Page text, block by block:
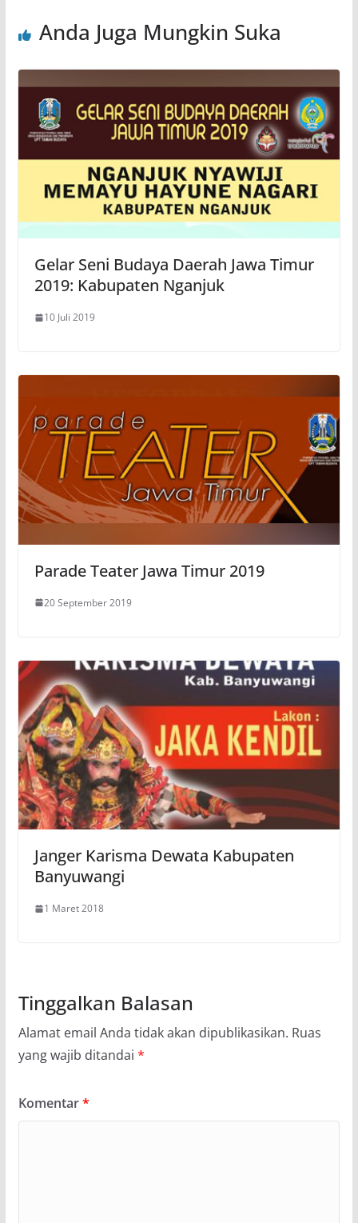
Anda Juga Mungkin Suka
Gelar Seni Budaya Daerah Jawa Timur
2019: Kabupaten Nganjuk
10 Juli 2019
Parade Teater Jawa Timur 2019
20 September 2019
Janger Karisma Dewata Kabupaten
Banyuwangi
1 Maret 2018
Tinggalkan Balasan
Alamat email Anda tidak akan dipublikasikan. Ruas
yang wajib ditandai *
Komentar*